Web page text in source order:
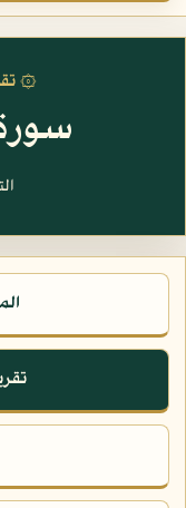
۞
سورة